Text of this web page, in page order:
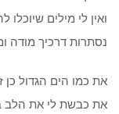
ואין לי מילים שיוכלו
נסתרות דרכיך מודה
את כמו הים הגדול כן
את כבשת לי את הלב